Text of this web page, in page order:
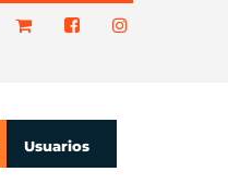
Usuarios